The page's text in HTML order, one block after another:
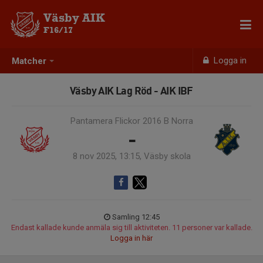
Matcher Logga in
Väsby AIK
F16/17
Väsby AIK Lag Röd - AIK IBF
Pantamera Flickor 2016 B Norra
-
8 nov 2025, 13:15, Väsby skola
Samling 12:45
Endast kallade kunde anmäla sig till aktiviteten. 11 personer var kallade.
Logga in här